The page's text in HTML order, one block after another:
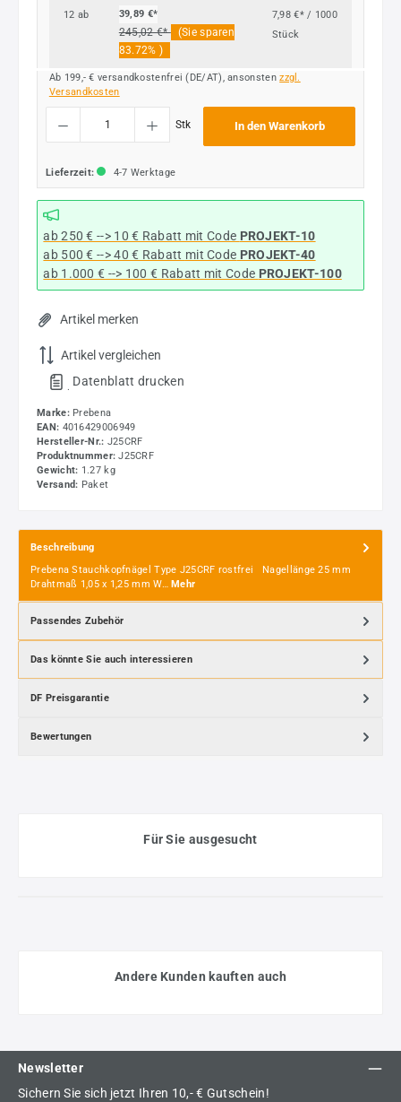
12 ab 39,89 €*
245,02 €* (Sie sparen
83.72% )
7,98 €* / 1000
Stück
Ab 199,- € versandkostenfrei (DE/AT), ansonstenzzgl.
Versandkosten
Produkt Anzahl: Gib den gewünschten Wert ein oder benutze die Schaltflächen um
Stk In den Warenkorb
Lieferzeit: 4-7 Werktage
ab 250 € --> 10 € Rabatt mit Code PROJEKT-10
ab 500 € --> 40 € Rabatt mit Code PROJEKT-40
ab 1.000 € --> 100 € Rabatt mit Code PROJEKT-100
Artikel merken
Artikel vergleichen
. Datenblatt drucken
Marke: Prebena
EAN: 4016429006949
Hersteller-Nr.: J25CRF
Produktnummer: J25CRF
Gewicht: 1.27 kg
Versand: Paket
Beschreibung
Prebena Stauchkopfnägel Type J25CRF rostfrei Nagellänge 25 mm
Drahtmaß 1,05 x 1,25 mm W…Mehr
Passendes Zubehör
Das könnte Sie auch interessieren
DF Preisgarantie
Bewertungen
Für Sie ausgesucht
Andere Kunden kauften auch
Newsletter
Sichern Sie sich jetzt Ihren 10,- € Gutschein!